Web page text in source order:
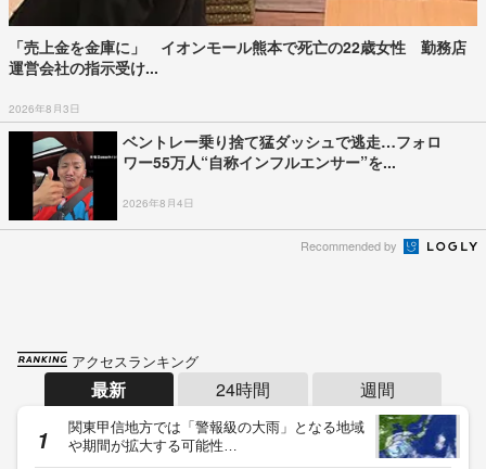
「売上金を金庫に」 イオンモール熊本で死亡の22歳女性 勤務店
運営会社の指示受け...
2026年8月3日
ベントレー乗り捨て猛ダッシュで逃走…フォロ
ワー55万人“自称インフルエンサー”を...
2026年8月4日
Recommended by
アクセスランキング
最新 24時間 週間
関東甲信地方では「警報級の大雨」となる地域
や期間が拡大する可能性…